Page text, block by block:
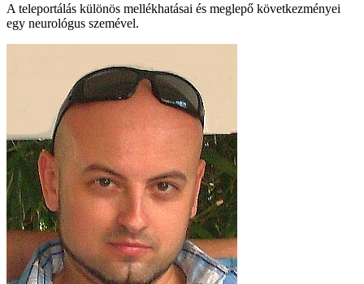
A teleportálás különös mellékhatásai és meglepő következményei
egy neurológus szemével.